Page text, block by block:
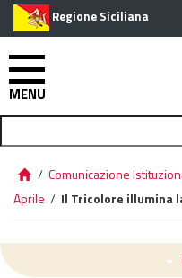
Regione Siciliana
MENU
/ Comunicazione
Aprile / Il Tricolore illumina